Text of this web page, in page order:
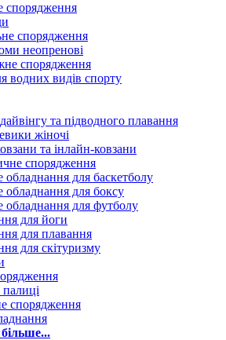
спорядження
спорядження
неопренові
спорядження
водних видів спорту
та підводного плавання
жіночі
та інлайн-ковзани
спорядження
для баскетболу
обладнання для боксу
обладнання для футболу
для йоги
для плавання
для скітуризму
палиці
спорядження